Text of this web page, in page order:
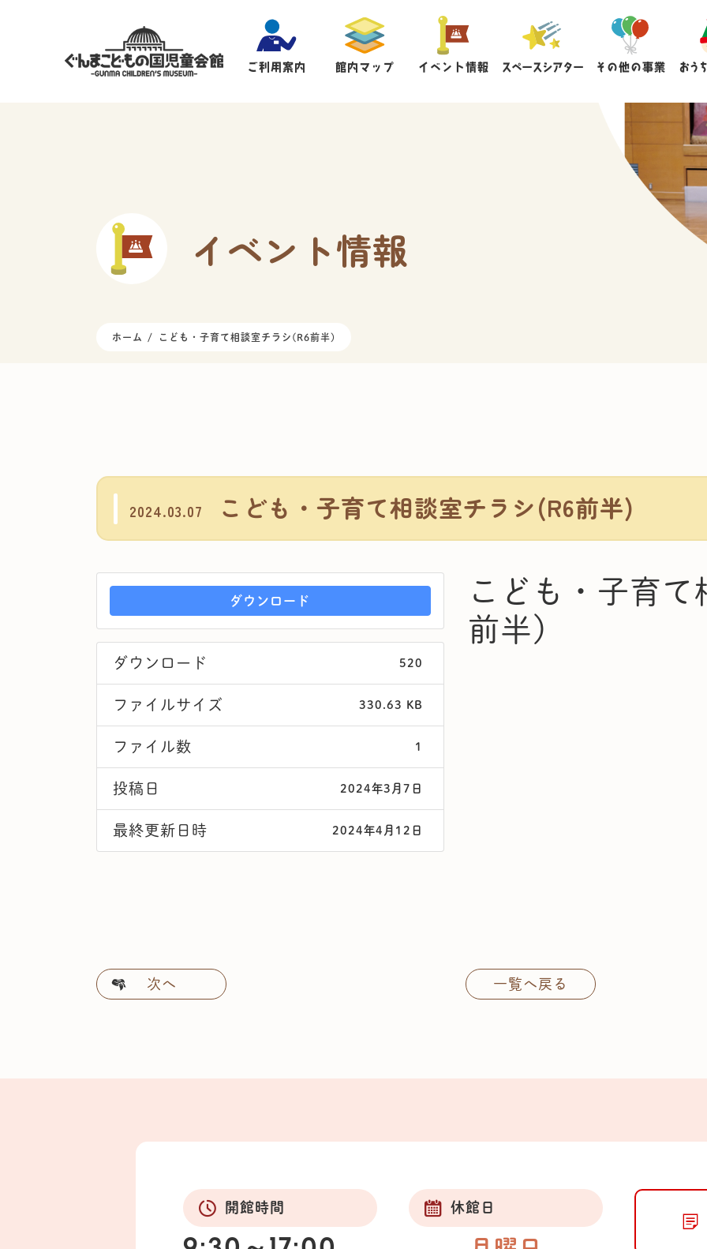
ご利用案内 館内マップ イベント情報 スペースシアター その他の事業 おう
イベント情報
ホーム こども・子育て相談室チラシ(R6前半)
2024.03.07 こども・子育て相談室チラシ(R6前半)
ダウンロード
ダウンロード 520
ファイルサイズ 330.63 KB
ファイル数 1
投稿日 2024年3月7日
最終更新日時 2024年4月12日
こども・子育
前半)
次へ 一覧へ戻る
開館時間 休館日